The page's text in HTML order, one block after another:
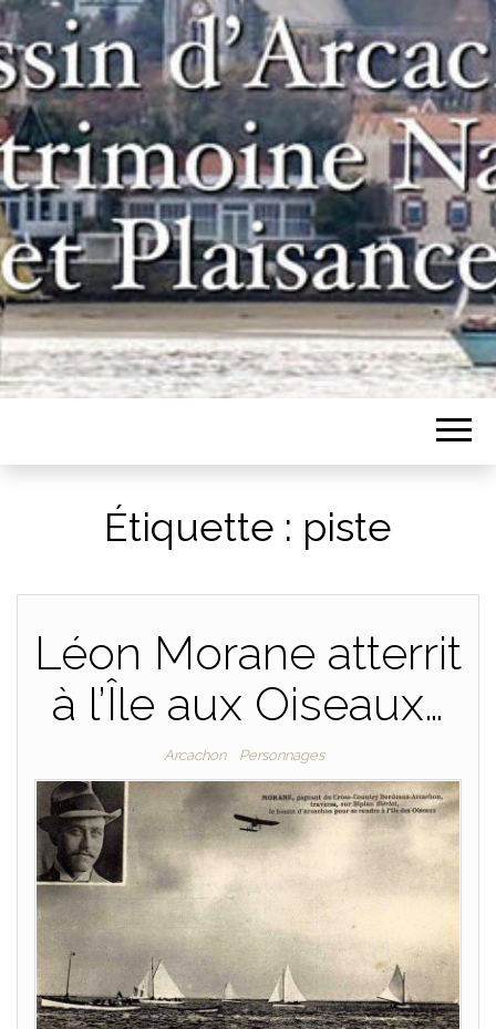
BASSIN
D'ARCACHON,
PATRIMOINE
NAVAL ET
PLAISANCE
Un site pour les inconditionnels des
bateaux et de l'histoire du bassin
d'Arcachon
Étiquette : piste
Léon Morane atterrit
à l’Île aux Oiseaux…
Arcachon Personnages